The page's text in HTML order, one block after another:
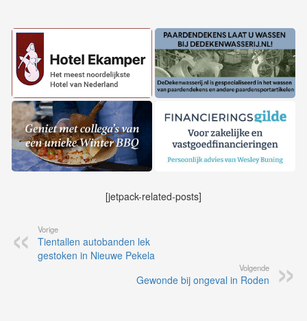
[jetpack-related-posts]
Vorige
Tientallen autobanden lek
gestoken in Nieuwe Pekela
Volgende
Gewonde bij ongeval in Roden